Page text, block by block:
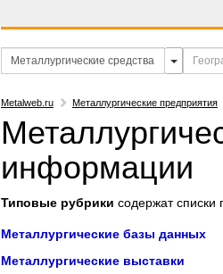
Metalweb.ru Металлургические предприятия
информации
Типовые рубрики содержат списки
Металлургические базы данных
Металлургические выставки